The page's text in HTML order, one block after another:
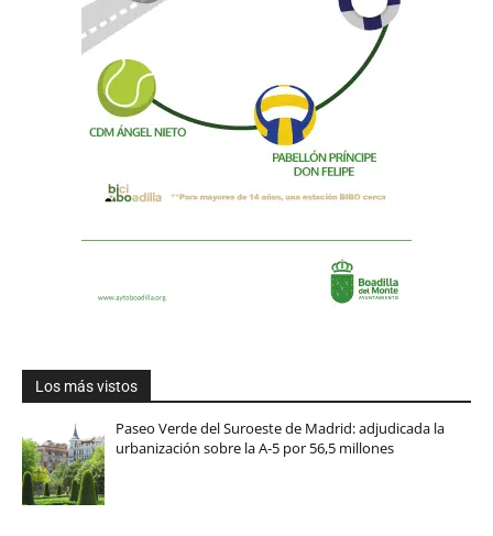
Los más vistos
Paseo Verde del Suroeste de Madrid: adjudicada la
urbanización sobre la A-5 por 56,5 millones